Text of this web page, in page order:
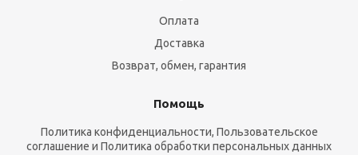
Оплата
Доставка
Возврат, обмен, гарантия
Помощь
Политика конфиденциальности, Пользовательское
соглашение и Политика обработки персональных данных